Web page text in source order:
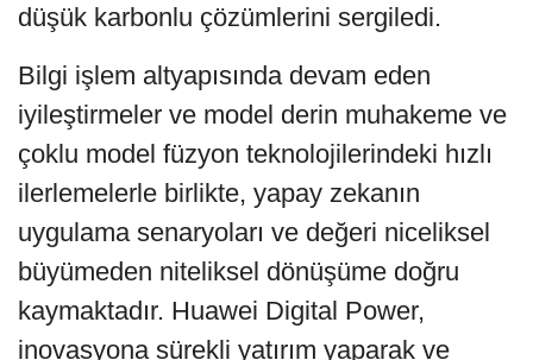
düşük karbonlu çözümlerini sergiledi.
Bilgi işlem altyapısında devam eden
iyileştirmeler ve model derin muhakeme ve
çoklu model füzyon teknolojilerindeki hızlı
ilerlemelerle birlikte, yapay zekanın
uygulama senaryoları ve değeri niceliksel
büyümeden niteliksel dönüşüme doğru
kaymaktadır. Huawei Digital Power,
inovasyona sürekli yatırım yaparak ve